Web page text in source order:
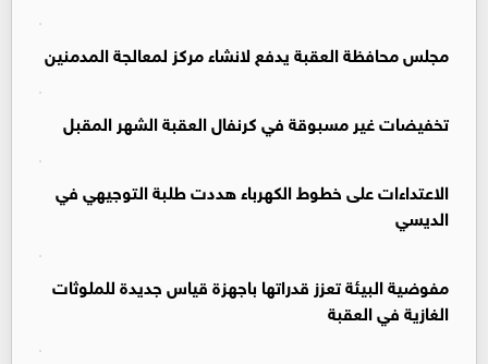
مجلس محافظة العقبة يدفع لانشاء مركز لمعالجة المدمنين
تخفيضات غير مسبوقة في كرنفال العقبة الشهر المقبل
الاعتداءات على خطوط الكهرباء هددت طلبة التوجيهي في
الديسي
مفوضية البيئة تعزز قدراتها باجهزة قياس جديدة للملوثات
الغازية في العقبة